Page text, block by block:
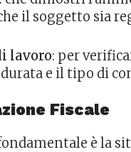
il soggetto sia
lavoro: per
e il tipo di
Fiscale
è la